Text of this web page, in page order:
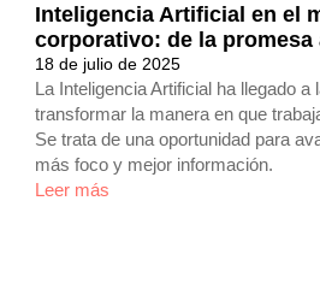
Inteligencia Artificial en el
corporativo: de la promesa
18 de julio de 2025
La Inteligencia Artificial ha llegado
transformar la manera en que
Se trata de una oportunidad para
más foco y mejor información.
Leer más